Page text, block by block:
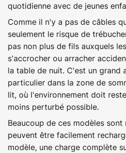
quotidienne avec de jeunes
Comme il n'y a pas de câbles
seulement le risque de
pas non plus de fils auxquels
s'accrocher ou arracher
la table de nuit. C'est un grand
particulier dans la zone de
lit, où l'environnement doit
moins perturbé possible.
Beaucoup de ces modèles sont
peuvent être facilement
modèle, une charge complète